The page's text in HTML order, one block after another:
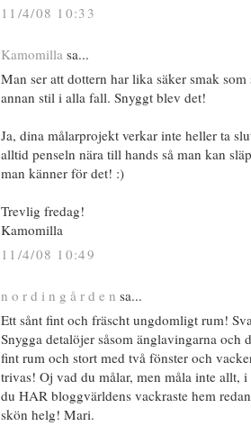
11/4/08 10:33
Kamomilla sa...
Man ser att dottern har lika säker smak
annan stil i alla fall. Snyggt blev det!
Ja, dina målarprojekt verkar inte heller ta
alltid penseln nära till hands så man kan
man känner för det! :)
Trevlig fredag!
Kamomilla
11/4/08 10:49
n o r d i n g å r d e n sa...
Ett sånt fint och fräscht ungdomligt rum!
Snygga detalöjer såsom änglavingarna och
fint rum och stort med två fönster och
trivas! Oj vad du målar, men måla inte allt,
du HAR bloggvärldens vackraste hem
skön helg! Mari.